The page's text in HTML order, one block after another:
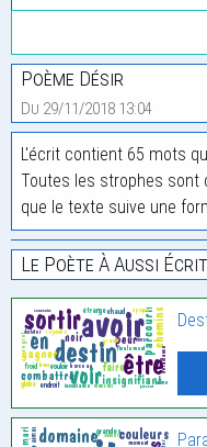
Poème Désir
Du 29/11/2018 13:04
L'écrit contient 65 mots
Toutes les strophes sont
que le texte suive une
Le Poète À Aussi